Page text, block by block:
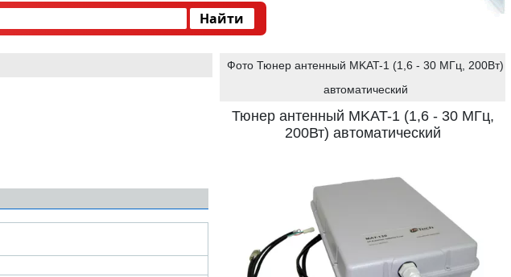
Фото Тюнер антенный MKAT-1 (1,6 - 30 МГц, 200Вт)
автоматический
Тюнер антенный MKAT-1 (1,6 - 30 МГц,
200Вт) автоматический